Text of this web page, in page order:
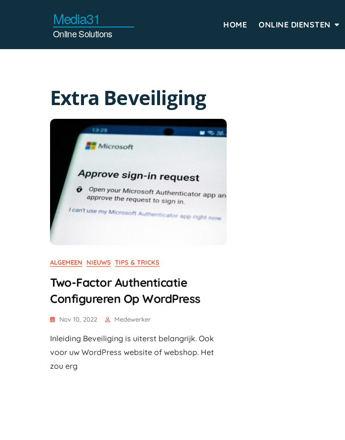
HOME ONLINE DIENSTEN
Extra Beveiliging
ALGEMEEN NIEUWS TIPS & TRICKS
Two-Factor Authenticatie
Configureren Op WordPress
Nov 10, 2022 Medewerker
Inleiding Beveiliging is uiterst belangrijk. Ook
voor uw WordPress website of webshop. Het
zou erg